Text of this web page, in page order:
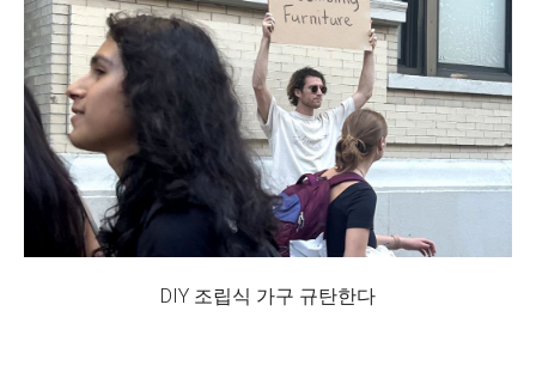
DIY 조립식 가구 규탄한다